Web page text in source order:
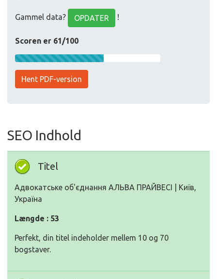
Gammel data? OPDATER !
Scoren er 61/100
Hent PDF-version
SEO Indhold
Titel
Адвокатське об'єднання АЛЬВА ПРАЙВЕСІ | Київ,
Україна
Længde : 53
Perfekt, din titel indeholder mellem 10 og 70
bogstaver.